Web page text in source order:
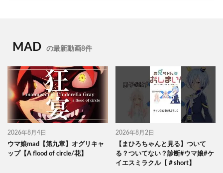
MAD の最新動画8件
2026年8月4日
ウマ娘mad【第九章】オグリキャ
ップ【A flood of circle/花】
2026年8月2日
【まひろちゃんと見る】ついて
る？ついてない？診断#ウマ娘#ケ
イエスミラクル【＃short】